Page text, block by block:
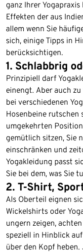
ganz Ihrer
Effekten der aus
allem wenn Sie
sich, einige Tipps in
berücksichtigen.
1. Schlabbrig
Prinzipiell darf
einengt. Aber auch
bei verschiedenen
Hosenbeine rutschen
umgekehrten
gemütlich sitzen, Sie
einschränken und
Yogakleidung passt
Sie bei dem, was Sie
2. T-Shirt,
Als Oberteil eignen
Wickelshirts oder
ungern zeigen,
speziell in Hinblick
über den Kopf